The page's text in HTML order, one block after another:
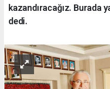
kazandıracağız. Burada
dedi.